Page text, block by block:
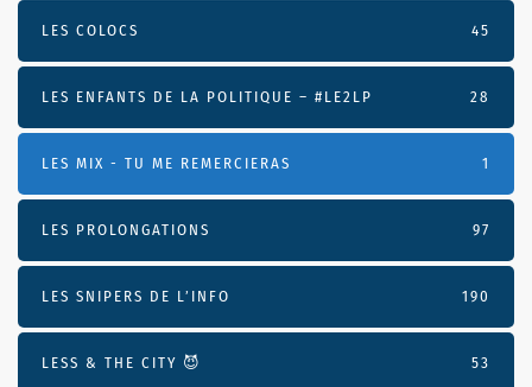
LES COLOCS 45
LES ENFANTS DE LA POLITIQUE – #LE2LP 28
LES MIX - TU ME REMERCIERAS 1
LES PROLONGATIONS 97
LES SNIPERS DE L’INFO 190
LESS & THE CITY 😈 53